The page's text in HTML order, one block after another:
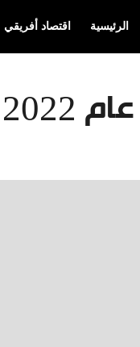
الرئيسية اقتصاد أفريقي